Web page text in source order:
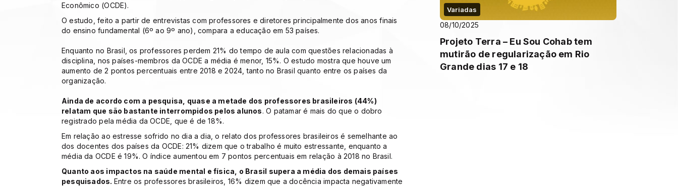
Econômico (OCDE).
O estudo, feito a partir de entrevistas com professores e diretores principalmente dos anos finais
do ensino fundamental (6º ao 9º ano), compara a educação em 53 países.
Enquanto no Brasil, os professores perdem 21% do tempo de aula com questões relacionadas à
disciplina, nos países-membros da OCDE a média é menor, 15%. O estudo mostra que houve um
aumento de 2 pontos percentuais entre 2018 e 2024, tanto no Brasil quanto entre os países da
organização.
Ainda de acordo com a pesquisa, quase a metade dos professores brasileiros (44%)
relatam que são bastante interrompidos pelos alunos. O patamar é mais do que o dobro
registrado pela média da OCDE, que é de 18%.
Em relação ao estresse sofrido no dia a dia, o relato dos professores brasileiros é semelhante ao
dos docentes dos países da OCDE: 21% dizem que o trabalho é muito estressante, enquanto a
média da OCDE é 19%. O índice aumentou em 7 pontos percentuais em relação à 2018 no Brasil.
Quanto aos impactos na saúde mental e física, o Brasil supera a média dos demais países
pesquisados. Entre os professores brasileiros, 16% dizem que a docência impacta negativamente
Variadas
08/10/2025
Projeto Terra – Eu Sou Cohab tem
mutirão de regularização em Rio
Grande dias 17 e 18